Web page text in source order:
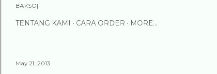
BAKSO|
TENTANG KAMI CARA ORDER MORE…
May 21, 2013